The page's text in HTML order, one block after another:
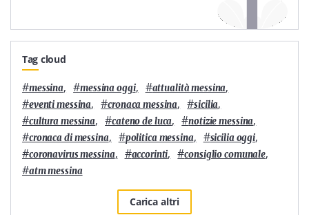
Tag cloud
#messina, #messina oggi, #attualità messina,
#eventi messina, #cronaca messina, #sicilia,
#cultura messina, #cateno de luca, #notizie messina,
#cronaca di messina, #politica messina, #sicilia oggi,
#coronavirus messina, #accorinti, #consiglio comunale,
#atm messina
Carica altri